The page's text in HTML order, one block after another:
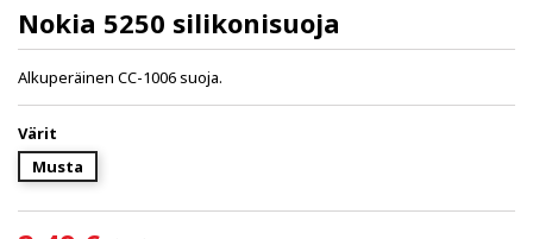
Nokia 5250 silikonisuoja
Alkuperäinen CC-1006 suoja.
Värit
Musta